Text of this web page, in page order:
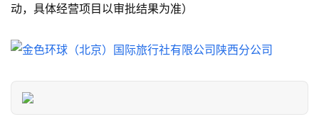
游
息
历
史
文
登录 注册
动，具体经营项目以审批结果为准）